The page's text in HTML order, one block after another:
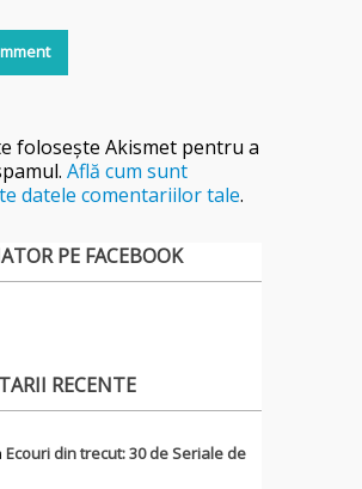
folosește Akismet pentru a
Află cum sunt
datele comentariilor tale.
PE FACEBOOK
RECENTE
Ecouri din trecut: 30 de Seriale de